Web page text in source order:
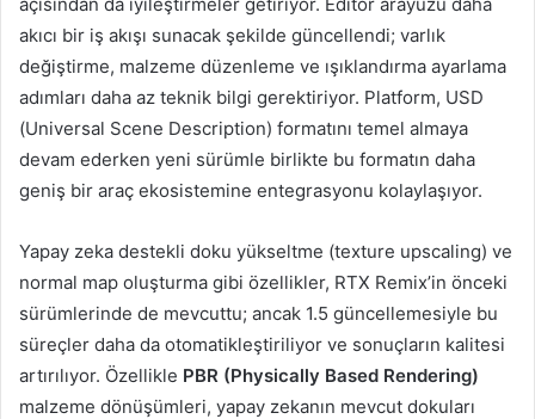
akıcı bir iş akışı sunacak şekilde güncellendi; varlık
değiştirme, malzeme düzenleme ve ışıklandırma ayarlama
adımları daha az teknik bilgi gerektiriyor. Platform, USD
(Universal Scene Description) formatını temel almaya
devam ederken yeni sürümle birlikte bu formatın daha
geniş bir araç ekosistemine entegrasyonu kolaylaşıyor.
Yapay zeka destekli doku yükseltme (texture upscaling) ve
normal map oluşturma gibi özellikler, RTX Remix’in önceki
sürümlerinde de mevcuttu; ancak 1.5 güncellemesiyle bu
süreçler daha da otomatikleştiriliyor ve sonuçların kalitesi
artırılıyor. Özellikle PBR (Physically Based Rendering)
malzeme dönüşümleri, yapay zekanın mevcut dokuları